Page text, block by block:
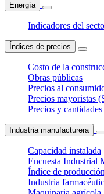
Energía
Indicadores del
Índices de precios
Costo de la
Obras públicas
Precios al
Precios mayoristas
Precios y
Industria manufacturera
Capacidad instalada
Encuesta Industrial
Índice de
Industria